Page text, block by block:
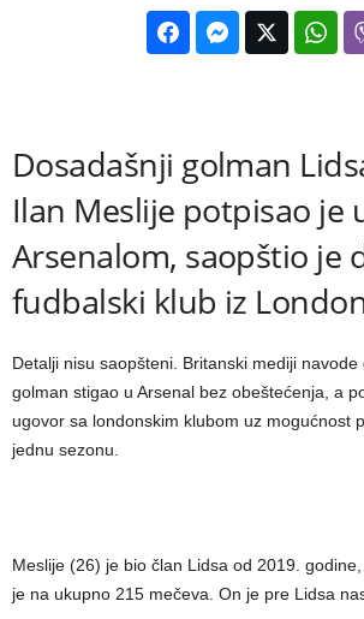
Dosadašnji golman
Ilan Meslije potpisao je
Arsenalom, saopštio je
fudbalski klub iz
Detalji nisu saopšteni. Britanski mediji
golman stigao u Arsenal bez obeštećenja, a
ugovor sa londonskim klubom uz mogućnost
jednu sezonu.
Meslije (26) je bio član Lidsa od 2019.
je na ukupno 215 mečeva. On je pre Lidsa